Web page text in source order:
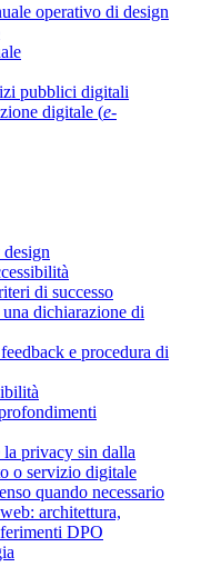
operativo di design
pubblici digitali
digitale (e-
di successo
dichiarazione di
e procedura di
la privacy sin dalla
o servizio digitale
quando necessario
architettura,
DPO